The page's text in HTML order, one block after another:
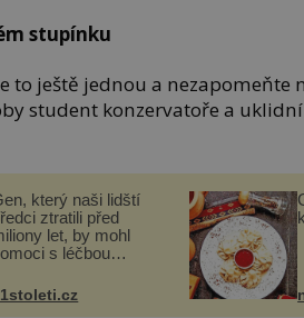
stupínku
to ještě jednou a nezapomeňte
student konzervatoře a
který naši lidští
ztratili před
let, by mohl
s léčbou